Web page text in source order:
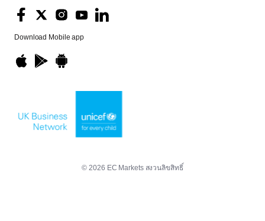
Download Mobile app
© 2026 EC Markets สงวนลิขสิทธิ์